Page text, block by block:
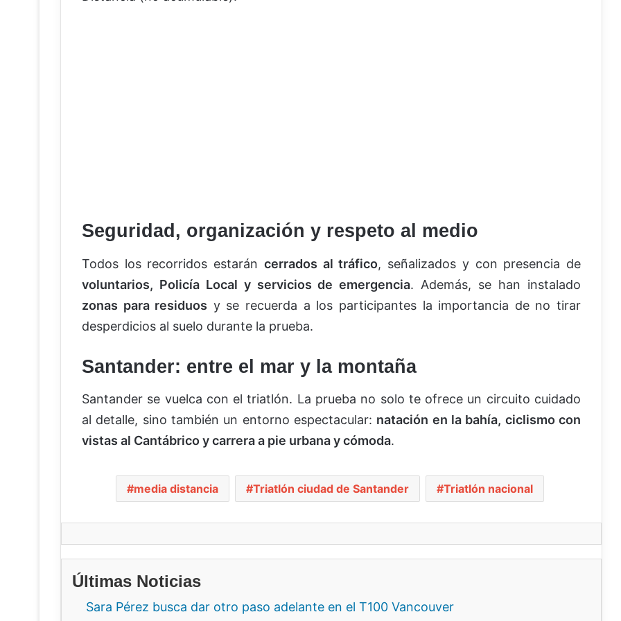
Seguridad, organización y respeto al medio
Todos los recorridos estarán cerrados al tráfico, señalizados y con presencia de
voluntarios, Policía Local y servicios de emergencia. Además, se han instalado
zonas para residuos y se recuerda a los participantes la importancia de no tirar
desperdicios al suelo durante la prueba.
Santander: entre el mar y la montaña
Santander se vuelca con el triatlón. La prueba no solo te ofrece un circuito cuidado
al detalle, sino también un entorno espectacular: natación en la bahía, ciclismo con
vistas al Cantábrico y carrera a pie urbana y cómoda.
media distancia Triatlón ciudad de Santander Triatlón nacional
Últimas Noticias
Sara Pérez busca dar otro paso adelante en el T100 Vancouver